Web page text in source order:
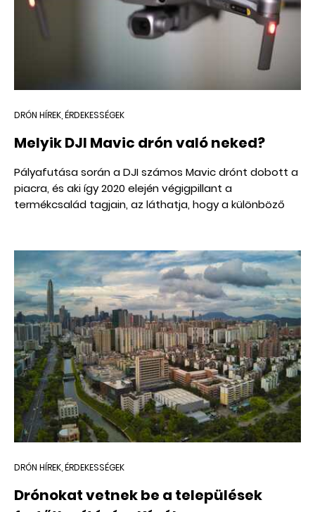
DRÓN HÍREK, ÉRDEKESSÉGEK
Melyik DJI Mavic drón való neked?
Pályafutása során a DJI számos Mavic drónt dobott a
piacra, és aki így 2020 elején végigpillant a
termékcsalád tagjain, az láthatja, hogy a különböző
választana valaki egy drágább modellt egy
megfizethetőbb helyett vagy éppen fordítva? Mire
kell odafigyelni, ha az ember DJI Mavic drónt szeretne
vásárolni magának? A következő összehasonlításban
minden kérdésre választ adunk, a cikk végén pedig egy
hasznos táblázatot is találsz a felsorolt drónok
alapadatairól.
DRÓN HÍREK, ÉRDEKESSÉGEK
Drónokat vetnek be a települések